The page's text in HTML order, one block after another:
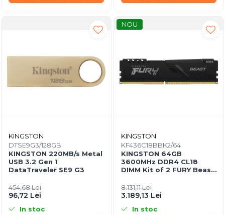
KINGSTON
DTSE9G3/128GB
KINGSTON 220MB/s Metal
USB 3.2 Gen 1
DataTraveler SE9 G3
454,68 Lei
96,72 Lei
In stoc
NOU
KINGSTON
KF436C18BBK2/64
KINGSTON 64GB
3600MHz DDR4 CL18
DIMM Kit of 2 FURY Beast
8.131,11 Lei
3.189,13 Lei
In stoc